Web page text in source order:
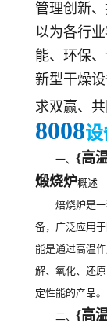
管理创新
以为各行
能、环保
新型干燥
求双赢、共
8008
一、 {高
煅烧炉概述
焙烧炉是
备，广泛应用
能是通过高温
解、氧化、还
定性能的产品。
二、 {高